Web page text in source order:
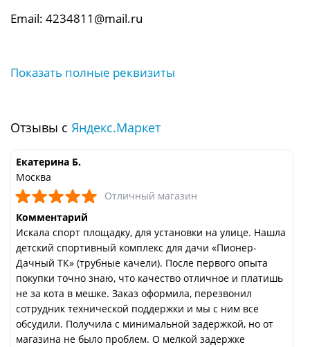
Email: 4234811@mail.ru
Показать полные реквизиты
Отзывы с Яндекс.Маркет
Екатерина Б.
Москва
Отличный магазин
Комментарий
Искала спорт площадку, для установки на улице. Нашла
детский спортивный комплекс для дачи «Пионер-
Дачный ТК» (трубные качели). После первого опыта
покупки точно знаю, что качество отличное и платишь
не за кота в мешке. Заказ оформила, перезвонил
сотрудник технической поддержки и мы с ним все
обсудили. Получила с минимальной задержкой, но от
магазина не было проблем. О мелкой задержке